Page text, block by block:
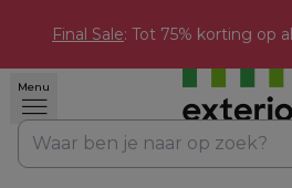
Final Sale: Tot 75% korting op
Menu